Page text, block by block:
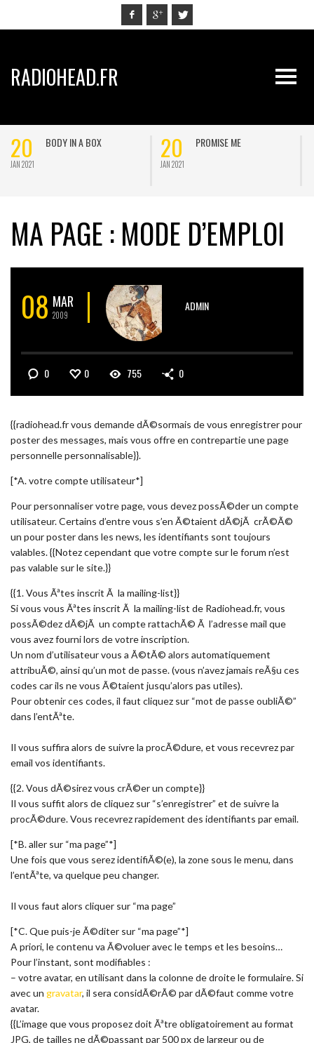
RADIOHEAD.FR
20
JAN 2021
BODY IN A BOX 20
JAN 2021
PROMISE ME
MA PAGE : MODE D’EMPLOI
08 MAR
2009
ADMIN
0 0 755 0
{{radiohead.fr vous demande dÃ©sormais de vous enregistrer pour
poster des messages, mais vous offre en contrepartie une page
personnelle personnalisable}}.
[*A. votre compte utilisateur*]
Pour personnaliser votre page, vous devez possÃ©der un compte
utilisateur. Certains d’entre vous s’en Ã©taient dÃ©jÃ crÃ©Ã©
un pour poster dans les news, les identifiants sont toujours
valables. {{Notez cependant que votre compte sur le forum n’est
pas valable sur le site.}}
{{1. Vous Ãªtes inscrit Ã la mailing-list}}
Si vous vous Ãªtes inscrit Ã la mailing-list de Radiohead.fr, vous
possÃ©dez dÃ©jÃ un compte rattachÃ© Ã l’adresse mail que
vous avez fourni lors de votre inscription.
Un nom d’utilisateur vous a Ã©tÃ© alors automatiquement
attribuÃ©, ainsi qu’un mot de passe. (vous n’avez jamais reÃ§u ces
codes car ils ne vous Ã©taient jusqu’alors pas utiles).
Pour obtenir ces codes, il faut cliquez sur “mot de passe oubliÃ©”
dans l’entÃªte.
Il vous suffira alors de suivre la procÃ©dure, et vous recevrez par
email vos identifiants.
{{2. Vous dÃ©sirez vous crÃ©er un compte}}
Il vous suffit alors de cliquez sur “s’enregistrer” et de suivre la
procÃ©dure. Vous recevrez rapidement des identifiants par email.
[*B. aller sur “ma page”*]
Une fois que vous serez identifiÃ©(e), la zone sous le menu, dans
l’entÃªte, va quelque peu changer.
Il vous faut alors cliquer sur “ma page”
[*C. Que puis-je Ã©diter sur “ma page”*]
A priori, le contenu va Ã©voluer avec le temps et les besoins…
Pour l’instant, sont modifiables :
– votre avatar, en utilisant dans la colonne de droite le formulaire. Si
avec un gravatar, il sera considÃ©rÃ© par dÃ©faut comme votre
avatar.
{{L’image que vous proposez doit Ãªtre obligatoirement au format
JPG, de tailles ne dÃ©passant par 500 px de largeur ou de